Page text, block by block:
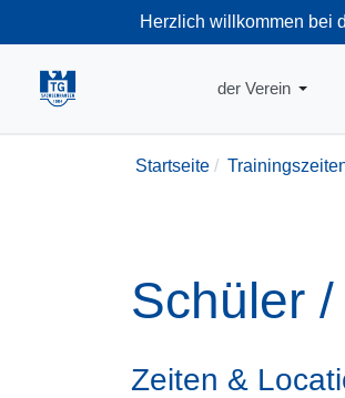
Herzlich willkommen bei
der Verein
Startseite
Schüler
Zeiten &